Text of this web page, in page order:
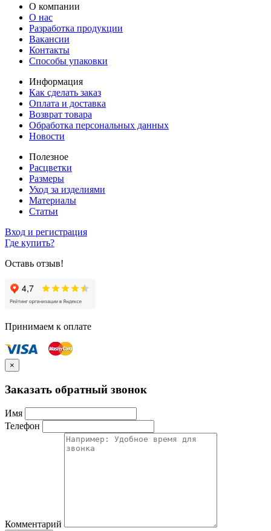
О компании
О нас
Разработка продукции
Вакансии
Контакты
Способы упаковки
Информация
Как сделать заказ
Оплата и доставка
Возврат товара
Обработка персональных данных
Новости
Полезное
Расцветки
Размеры
Уход за изделиями
Материалы
Статьи
Вход и регистрация
Где купить?
Оставь отзыв!
Принимаем к оплате
×
Заказать обратный звонок
Имя
Телефон
Комментарий